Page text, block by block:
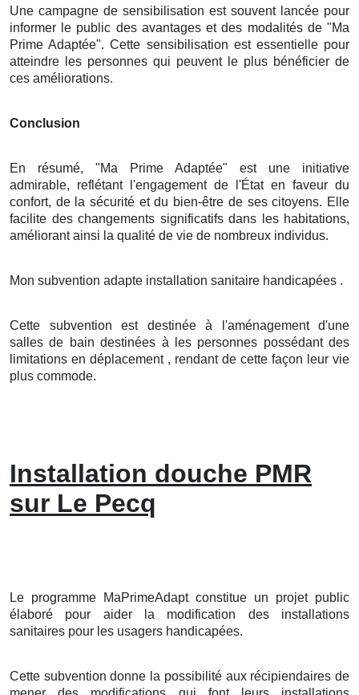
Une campagne de sensibilisation est souvent lancée pour
informer le public des avantages et des modalités de "Ma
Prime Adaptée". Cette sensibilisation est essentielle pour
atteindre les personnes qui peuvent le plus bénéficier de
ces améliorations.
Conclusion
En résumé, "Ma Prime Adaptée" est une initiative
admirable, reflétant l'engagement de l'État en faveur du
confort, de la sécurité et du bien-être de ses citoyens. Elle
facilite des changements significatifs dans les habitations,
améliorant ainsi la qualité de vie de nombreux individus.
Mon subvention adapte installation sanitaire handicapées .
Cette subvention est destinée à l'aménagement d'une
salles de bain destinées à les personnes possédant des
limitations en déplacement , rendant de cette façon leur vie
plus commode.
Installation douche PMR
sur Le Pecq
Le programme MaPrimeAdapt constitue un projet public
élaboré pour aider la modification des installations
sanitaires pour les usagers handicapées.
Cette subvention donne la possibilité aux récipiendaires de